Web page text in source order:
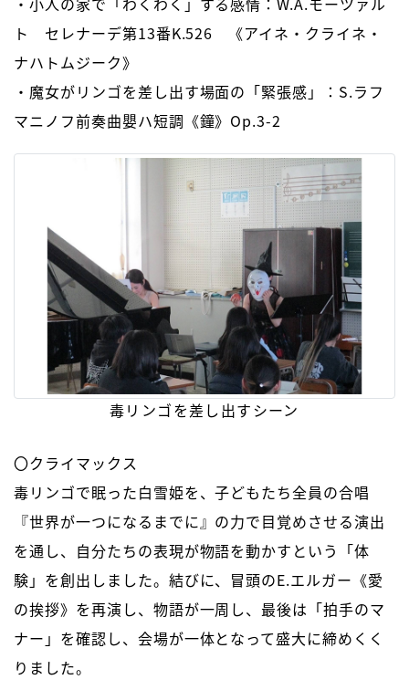
ト セレナーデ第13番K.526 《アイネ・クライネ・
ナハトムジーク》
・魔女がリンゴを差し出す場面の「緊張感」：S.ラフ
マニノフ前奏曲嬰ハ短調《鐘》Op.3-2
毒リンゴを差し出すシーン
〇クライマックス
毒リンゴで眠った白雪姫を、子どもたち全員の合唱
『世界が一つになるまでに』の力で目覚めさせる演出
を通し、自分たちの表現が物語を動かすという「体
験」を創出しました。結びに、冒頭のE.エルガー《愛
の挨拶》を再演し、物語が一周し、最後は「拍手のマ
ナー」を確認し、会場が一体となって盛大に締めくく
りました。